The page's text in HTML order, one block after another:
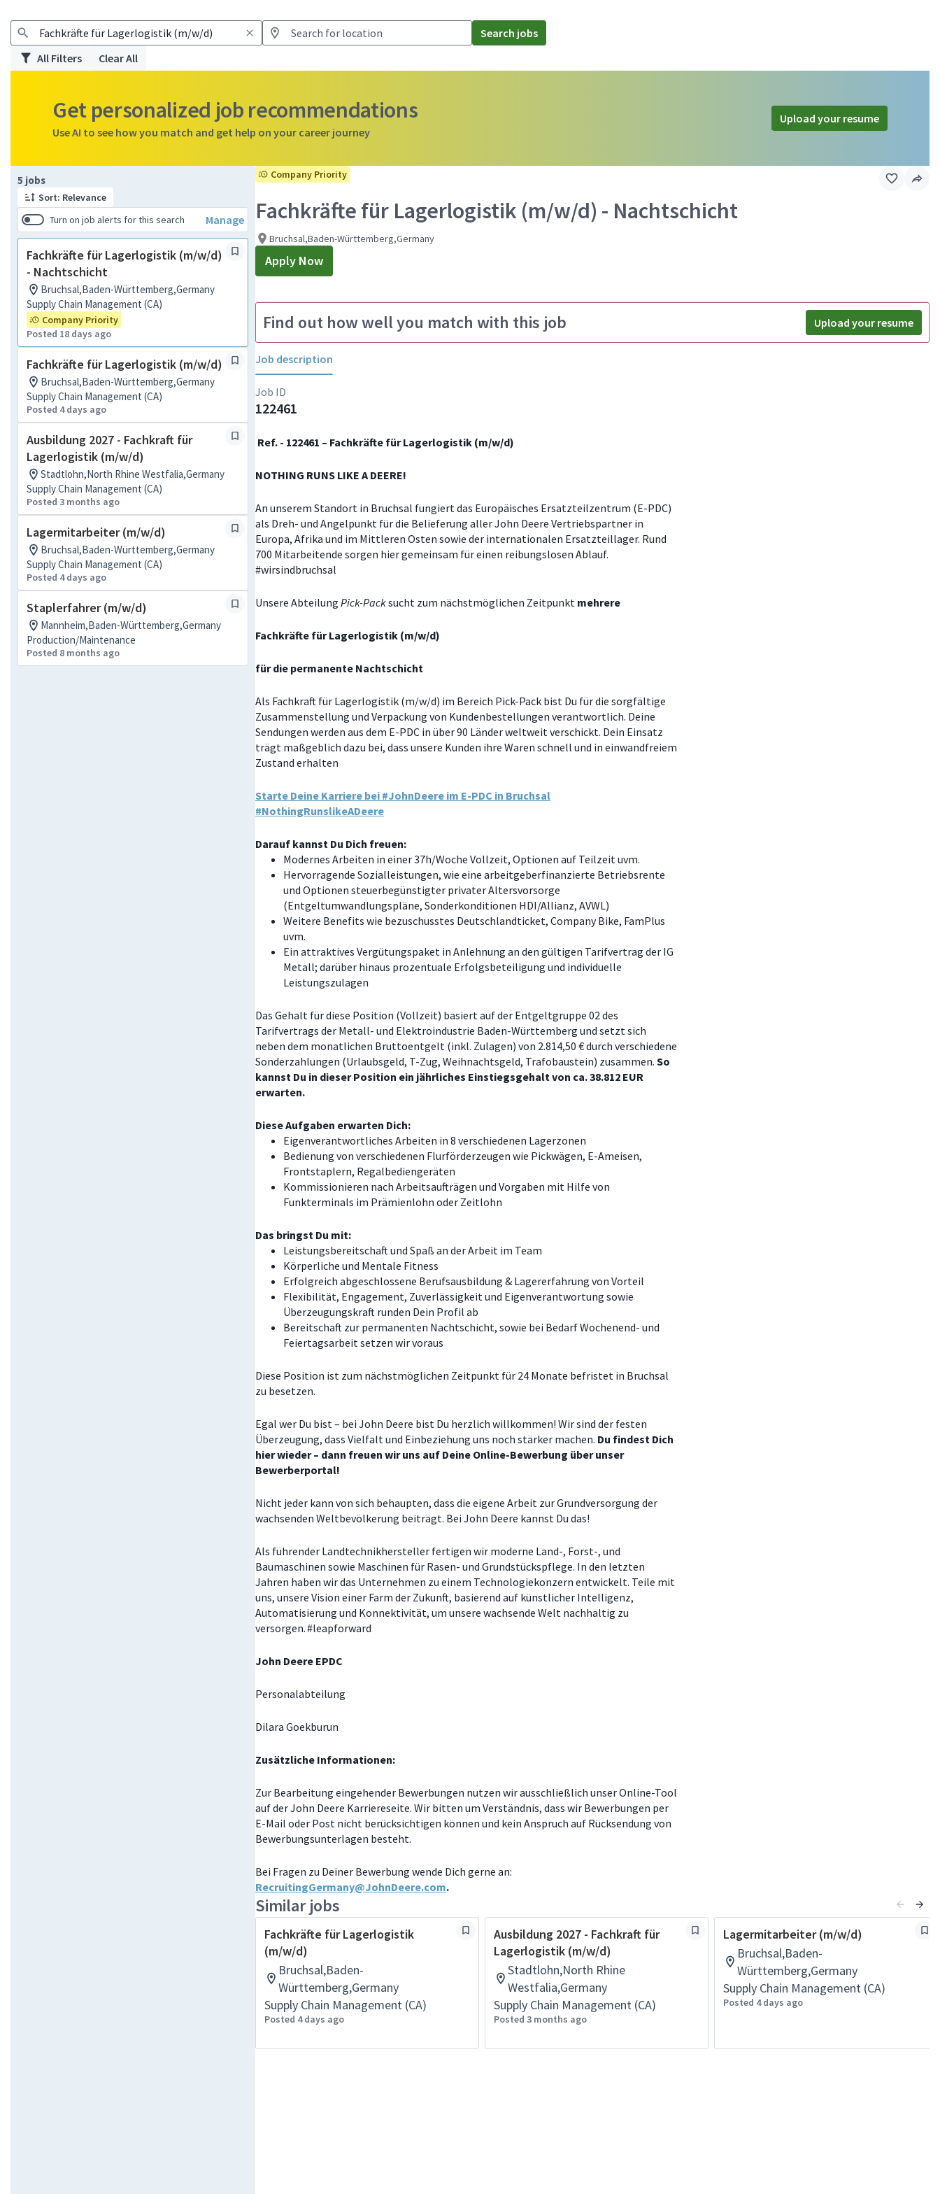
Search jobs
All Filters
Clear All
Get personalized job recommendations
Use AI to see how you match and get help on your career journey
Upload your resume
5 jobs
Sort: Relevance
Turn on job alerts for this search
Manage
Fachkräfte für Lagerlogistik (m/w/d)
- Nachtschicht
Bruchsal,Baden-Württemberg,Germany
Supply Chain Management (CA)
Company Priority
Posted 18 days ago
Fachkräfte für Lagerlogistik (m/w/d)
Bruchsal,Baden-Württemberg,Germany
Supply Chain Management (CA)
Posted 4 days ago
Ausbildung 2027 - Fachkraft für
Lagerlogistik (m/w/d)
Stadtlohn,North Rhine Westfalia,Germany
Supply Chain Management (CA)
Posted 3 months ago
Lagermitarbeiter (m/w/d)
Bruchsal,Baden-Württemberg,Germany
Supply Chain Management (CA)
Posted 4 days ago
Staplerfahrer (m/w/d)
Mannheim,Baden-Württemberg,Germany
Production/Maintenance
Posted 8 months ago
Page 1 of 1 Company Priority
Fachkräfte für Lagerlogistik (m/w/d) - Nachtschicht
Bruchsal,Baden-Württemberg,Germany
Apply Now
Find out how well you match with this job Upload your resume
Job description
Job ID
122461
Ref. - 122461 – Fachkräfte für Lagerlogistik (m/w/d)
NOTHING RUNS LIKE A DEERE!
An unserem Standort in Bruchsal fungiert das Europäisches Ersatzteilzentrum (E-PDC)
als Dreh- und Angelpunkt für die Belieferung aller John Deere Vertriebspartner in
Europa, Afrika und im Mittleren Osten sowie der internationalen Ersatzteillager. Rund
700 Mitarbeitende sorgen hier gemeinsam für einen reibungslosen Ablauf.
#wirsindbruchsal
Unsere Abteilung Pick-Packsucht zum nächstmöglichen Zeitpunkt mehrere
Fachkräfte für Lagerlogistik (m/w/d)
für die permanente Nachtschicht
Als Fachkraft für Lagerlogistik (m/w/d) im Bereich Pick-Pack bist Du für die sorgfältige
Zusammenstellung und Verpackung von Kundenbestellungen verantwortlich. Deine
Sendungen werden aus dem E-PDC in über 90 Länder weltweit verschickt. Dein Einsatz
trägt maßgeblich dazu bei, dass unsere Kunden ihre Waren schnell und in einwandfreiem
Zustand erhalten
Starte Deine Karriere bei #JohnDeere im E-PDC in Bruchsal
#NothingRunslikeADeere
Darauf kannst Du Dich freuen:
Modernes Arbeiten in einer 37h/Woche Vollzeit, Optionen auf Teilzeit uvm.
Hervorragende Sozialleistungen, wie eine arbeitgeberfinanzierte Betriebsrente
und Optionen steuerbegünstigter privater Altersvorsorge
(Entgeltumwandlungspläne, Sonderkonditionen HDI/Allianz, AVWL)
Weitere Benefits wie bezuschusstes Deutschlandticket, Company Bike, FamPlus
uvm.
Ein attraktives Vergütungspaket in Anlehnung an den gültigen Tarifvertrag der IG
Metall; darüber hinaus prozentuale Erfolgsbeteiligung und individuelle
Leistungszulagen
Das Gehalt für diese Position (Vollzeit) basiert auf der Entgeltgruppe 02 des
Tarifvertrags der Metall- und Elektroindustrie Baden-Württemberg und setzt sich
neben dem monatlichen Bruttoentgelt (inkl. Zulagen) von 2.814,50 € durch verschiedene
Sonderzahlungen (Urlaubsgeld, T-Zug, Weihnachtsgeld, Trafobaustein) zusammen. So
kannst Du in dieser Position ein jährliches Einstiegsgehalt von ca. 38.812 EUR
erwarten.
Diese Aufgaben erwarten Dich:
Eigenverantwortliches Arbeiten in 8 verschiedenen Lagerzonen
Bedienung von verschiedenen Flurförderzeugen wie Pickwägen, E-Ameisen,
Frontstaplern, Regalbediengeräten
Kommissionieren nach Arbeitsaufträgen und Vorgaben mit Hilfe von
Funkterminals im Prämienlohn oder Zeitlohn
Das bringst Du mit:
Leistungsbereitschaft und Spaß an der Arbeit im Team
Körperliche und Mentale Fitness
Erfolgreich abgeschlossene Berufsausbildung & Lagererfahrung von Vorteil
Flexibilität, Engagement, Zuverlässigkeit und Eigenverantwortung sowie
Überzeugungskraft runden Dein Profil ab
Bereitschaft zur permanenten Nachtschicht, sowie bei Bedarf Wochenend- und
Feiertagsarbeit setzen wir voraus
Diese Position ist zum nächstmöglichen Zeitpunkt für 24 Monate befristet in Bruchsal
zu besetzen.
Egal wer Du bist – bei John Deere bist Du herzlich willkommen! Wir sind der festen
Überzeugung, dass Vielfalt und Einbeziehung uns noch stärker machen. Du findest Dich
hier wieder – dann freuen wir uns auf Deine Online-Bewerbung über unser
Bewerberportal!
Nicht jeder kann von sich behaupten, dass die eigene Arbeit zur Grundversorgung der
wachsenden Weltbevölkerung beiträgt. Bei John Deere kannst Du das!
Als führender Landtechnikhersteller fertigen wir moderne Land-, Forst-, und
Baumaschinen sowie Maschinen für Rasen- und Grundstückspflege. In den letzten
Jahren haben wir das Unternehmen zu einem Technologiekonzern entwickelt. Teile mit
uns, unsere Vision einer Farm der Zukunft, basierend auf künstlicher Intelligenz,
Automatisierung und Konnektivität, um unsere wachsende Welt nachhaltig zu
versorgen. #leapforward
John Deere EPDC
Personalabteilung
Dilara Goekburun
Zusätzliche Informationen:
Zur Bearbeitung eingehender Bewerbungen nutzen wir ausschließlich unser Online-Tool
auf der John Deere Karriereseite. Wir bitten um Verständnis, dass wir Bewerbungen per
E-Mail oder Post nicht berücksichtigen können und kein Anspruch auf Rücksendung von
Bewerbungsunterlagen besteht.
Bei Fragen zu Deiner Bewerbung wende Dich gerne an:
RecruitingGermany@JohnDeere.com.
Similar jobs
Fachkräfte für Lagerlogistik
(m/w/d)
Bruchsal,Baden-
Württemberg,Germany
Supply Chain Management (CA)
Posted 4 days ago
Ausbildung 2027 - Fachkraft für
Lagerlogistik (m/w/d)
Stadtlohn,North Rhine
Westfalia,Germany
Supply Chain Management (CA)
Posted 3 months ago
Lagermitarbeiter (m/w/d)
Bruchsal,Baden-
Württemberg,Germany
Supply Chain Management (CA)
Posted 4 days ago